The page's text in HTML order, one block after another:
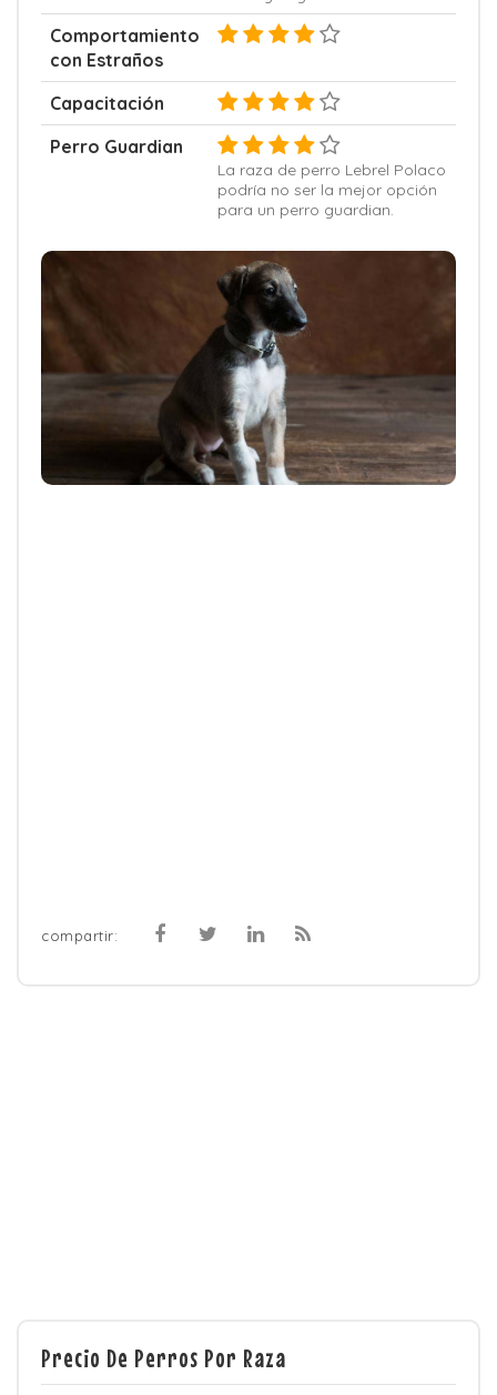
Comportamiento
con Estraños
Capacitación
Perro Guardian
La raza de perro Lebrel Polaco
podría no ser la mejor opción
para un perro guardian.
compartir:
Precio De Perros Por Raza